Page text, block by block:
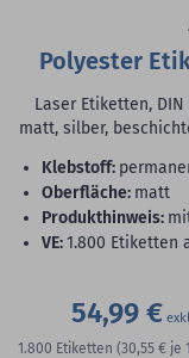
Polyester
Laser Etiketten,
matt, silber,
Klebstoff:
Oberfläche: matt
Produkthinweis:
VE:1.800 Etiketten
54,99 €
1.800 Etiketten (30,55 € je